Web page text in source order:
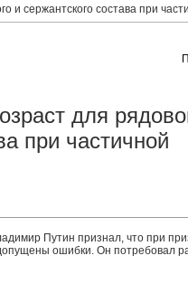
и сержантского состава при
для
при частичной
Путин признал, что при
ошибки. Он потребовал